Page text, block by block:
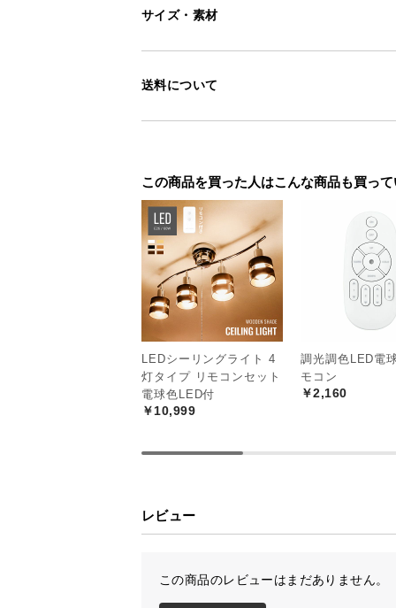
サイズ・素材
送料について
この商品を買った人はこんな商品も買っ
LEDシーリングライト 4
灯タイプ リモコンセット
電球色LED付
￥10,999
調光調色LED電
モコン
￥2,160
レビュー
この商品のレビューはまだありません。